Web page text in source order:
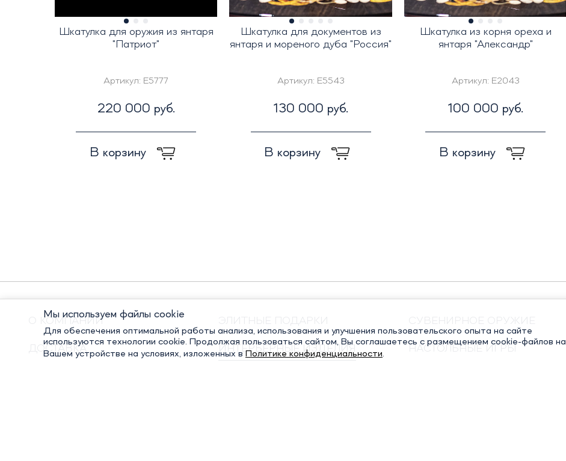
Шкатулка для оружия из янтаря
"Патриот"
Артикул: E5777
220 000 руб.
В корзину
Шкатулка для документов из
янтаря и мореного дуба "Россия"
Артикул: E5543
130 000 руб.
В корзину
Шкатулка из корня ореха и
янтаря "Александр"
Артикул: E2043
100 000 руб.
В корзину
О КОМПАНИИ
ДОСТАВКА ИНТЕРЬЕРНЫЕ ИЗДЕЛИЯ НАСТОЛЬНЫЕ ИГРЫ
Мы используем файлы cookie
Для обеспечения оптимальной работы анализа, использования и улучшения пользовательского опыта на сайте
используются технологии cookie. Продолжая пользоваться сайтом, Вы соглашаетесь с размещением cookie-файлов на
Вашем устройстве на условиях, изложенных в Политике конфиденциальности.